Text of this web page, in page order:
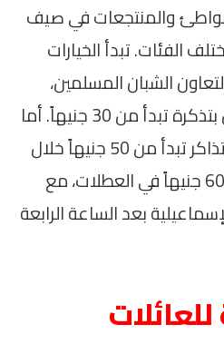
والمنتجعات في صيف
مختلف الفئات. تبدأ الخيارات
الشبان المسلمين،
حيث يمكن للزوار الدخول بتذكرة تبدأ من 30 جنيهاً. أما
شاطئ الملاحة، فيقدم تذاكر تبدأ من 50 جنيهاً خلال
أيام الأسبوع وتصل إلى 60 جنيهاً في العطلات، مع
بعد الساعة الرابعة